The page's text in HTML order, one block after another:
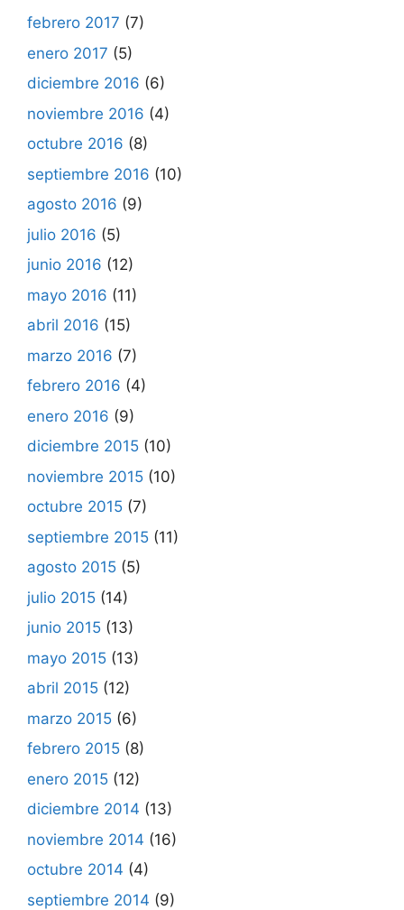
febrero 2017 (7)
enero 2017 (5)
diciembre 2016 (6)
noviembre 2016 (4)
octubre 2016 (8)
septiembre 2016 (10)
agosto 2016 (9)
julio 2016 (5)
junio 2016 (12)
mayo 2016 (11)
abril 2016 (15)
marzo 2016 (7)
febrero 2016 (4)
enero 2016 (9)
diciembre 2015 (10)
noviembre 2015 (10)
octubre 2015 (7)
septiembre 2015 (11)
agosto 2015 (5)
julio 2015 (14)
junio 2015 (13)
mayo 2015 (13)
abril 2015 (12)
marzo 2015 (6)
febrero 2015 (8)
enero 2015 (12)
diciembre 2014 (13)
noviembre 2014 (16)
octubre 2014 (4)
septiembre 2014 (9)